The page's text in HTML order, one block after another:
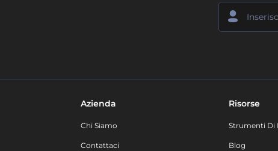
Azienda
Chi Siamo
Contattaci
Risorse
Strumenti Di
Blog